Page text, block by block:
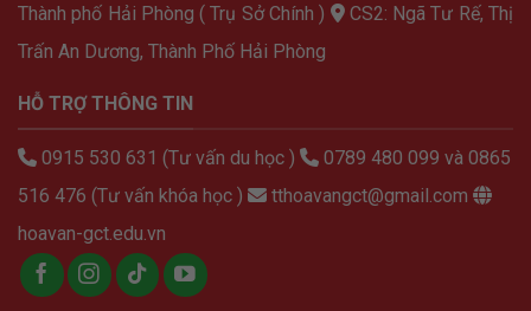
Thành phố Hải Phòng ( Trụ Sở Chính )
CS2: Ngã Tư Rế, Thị
Trấn An Dương, Thành Phố Hải Phòng
HỖ TRỢ THÔNG TIN
0915 530 631 (Tư vấn du học )
0789 480 099 và 0865
516 476 (Tư vấn khóa học )
tthoavangct@gmail.com
hoavan-gct.edu.vn